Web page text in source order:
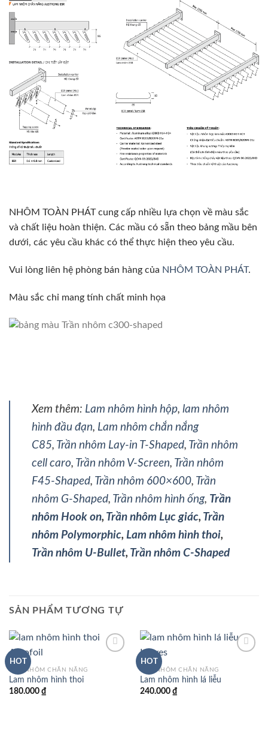
NHÔM TOÀN PHÁT cung cấp nhiều lựa chọn về màu sắc
và chất liệu hoàn thiện. Các mầu có sẵn theo bảng mầu bên
dưới, các yêu cầu khác có thể thực hiện theo yêu cầu.
Vui lòng liên hệ phòng bán hàng của NHÔM TOÀN PHÁT.
Màu sắc chỉ mang tính chất minh họa
Xem thêm: Lam nhôm hình hộp, lam nhôm
hình đầu đạn, Lam nhôm chắn nắng
C85, Trần nhôm Lay-in T-Shaped, Trần nhôm
cell caro, Trần nhôm V-Screen, Trần nhôm
F45-Shaped, Trần nhôm 600×600, Trần
nhôm G-Shaped, Trần nhôm hình ống, Trần
nhôm Hook on, Trần nhôm Lục giác, Trần
nhôm Polymorphic, Lam nhôm hình thoi,
Trần nhôm U-Bullet, Trần nhôm C-Shaped
SẢN PHẨM TƯƠNG TỰ
HOT
LAM NHÔM CHẮN NẮNG
Lam nhôm hình thoi
180.000 ₫
HOT
LAM NHÔM CHẮN NẮNG
Lam nhôm hình lá liễu
240.000 ₫